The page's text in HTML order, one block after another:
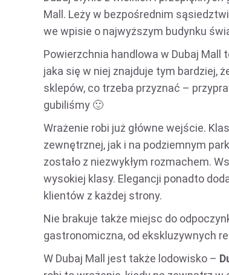
Mall. Leży w bezpośrednim
we wpisie o najwyższym budynku
Powierzchnia handlowa w Dubaj Mall
jaka się w niej znajduje tym bardziej,
sklepów, co trzeba przyznać –
gubiliśmy 🙂
Wrażenie robi już główne wejście.
zewnętrznej, jak i na podziemnym
zostało z niezwykłym rozmachem.
wysokiej klasy. Elegancji ponadto
klientów z każdej strony.
Nie brakuje także miejsc do
gastronomiczna, od ekskluzywnych
W Dubaj Mall jest także lodowisko –